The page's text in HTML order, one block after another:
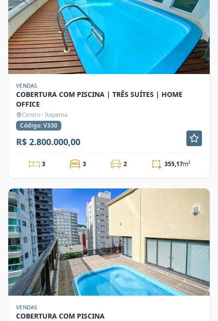
VENDAS
COBERTURA COM PISCINA | TRÊS SUÍTES | HOME
OFFICE
Centro · Itapema
Código: V330
R$ 2.800.000,00
3 3 2 355,17m²
VENDAS
COBERTURA COM PISCINA